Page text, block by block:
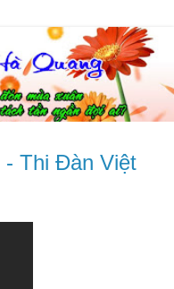
- Thi Đàn Việt